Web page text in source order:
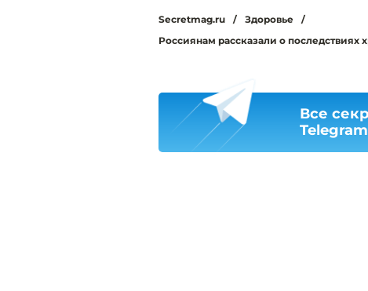
Secretmag.ru / Здоровье
/
Россиянам рассказали о последствиях
Все
Telegram